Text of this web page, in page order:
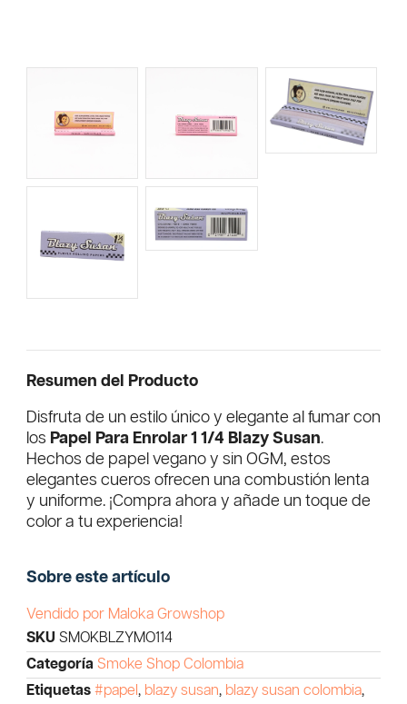
Resumen del Producto
Disfruta de un estilo único y elegante al fumar con
los Papel Para Enrolar 1 1/4 Blazy Susan.
Hechos de papel vegano y sin OGM, estos
elegantes cueros ofrecen una combustión lenta
y uniforme. ¡Compra ahora y añade un toque de
color a tu experiencia!
Sobre este artículo
Vendido por Maloka Growshop
SKU SMOKBLZYMO114
Categoría Smoke Shop Colombia
Etiquetas #papel , blazy susan, blazy susan colombia,